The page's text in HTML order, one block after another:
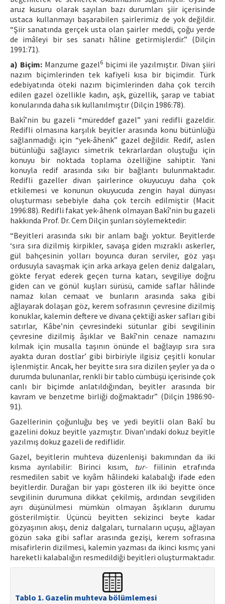
aruz kusuru olarak sayılan bazı durumları şiir içerisinde
ustaca kullanmayı başarabilen şairlerimiz de yok değildir.
“Şiir sanatında gerçek usta olan şairler meddi, çoğu yerde
de imâleyi bir ses sanatı hâline getirmişlerdir.” (Dilçin
1991:71).
a) Biçim:Manzume gazel6biçimi ile yazılmıştır. Divan şiiri
nazım biçimlerinden tek kafiyeli kısa bir biçimdir. Türk
edebiyatında öteki nazım biçimlerinden daha çok tercih
edilen gazel özellikle kadın, aşk, güzellik, şarap ve tabiat
konularında daha sık kullanılmıştır (Dilçin 1986:78).
Bakî’nin bu gazeli “müreddef gazel” yani redifli gazeldir.
Redifli olmasına karşılık beyitler arasında konu bütünlüğü
sağlanmadığı için “yek-âhenk” gazel değildir. Redif, aslen
bütünlüğü sağlayıcı simetrik tekrarlardan oluştuğu için
konuyu bir noktada toplama özelliğine sahiptir. Yani
konuyla redif arasında sıkı bir bağlantı bulunmaktadır.
Redifli gazeller divan şairlerince okuyucuyu daha çok
etkilemesi ve konunun okuyucuda zengin hayal dünyası
oluşturması sebebiyle daha çok tercih edilmiştir (Macit
1996:88). Redifli fakat yek-âhenk olmayan Bakî’nin bu gazeli
hakkında Prof. Dr. Cem Dilçin şunları söylemektedir:
“Beyitleri arasında sıkı bir anlam bağı yoktur. Beyitlerde
‘sıra sıra dizilmiş kirpikler, savaşa giden mızraklı askerler,
gül bahçesinin yolları boyunca duran serviler, göz yaşı
ordusuyla savaşmak için arka arkaya gelen deniz dalgaları,
gökte feryat ederek geçen turna katarı, sevgiliye doğru
giden can ve gönül kuşları sürüsü, camide saflar hâlinde
namaz kılan cemaat ve bunların arasında saka gibi
ağlayarak dolaşan göz, kerem sofrasının çevresine dizilmiş
konuklar, kalemin deftere ve divana çektiği asker safları gibi
satırlar, Kâbe’nin çevresindeki sütunlar gibi sevgilinin
çevresine dizilmiş âşıklar ve Bakî’nin cenaze namazını
kılmak için musalla taşının önünde el bağlayıp sıra sıra
ayakta duran dostlar’ gibi birbiriyle ilgisiz çeşitli konular
işlenmiştir. Ancak, her beyitte sıra sıra dizilen şeyler ya da o
durumda bulunanlar, renkli bir tablo cümbüşü içerisinde çok
canlı bir biçimde anlatıldığından, beyitler arasında bir
kavram ve benzetme birliği doğmaktadır” (Dilçin 1986:90-
91).
Gazellerinin çoğunluğu beş ve yedi beyitli olan Bakî bu
gazelini dokuz beyitle yazmıştır. Divan’ındaki dokuz beyitle
yazılmış dokuz gazeli de rediflidir.
Gazel, beyitlerin muhteva düzenlenişi bakımından da iki
kısma ayrılabilir: Birinci kısım,
tur-fiilinin etrafında
resmedilen sabit ve kıyâm hâlindeki kalabalığı ifade eden
beyitlerdir. Durağan bir yapı gösteren ilk iki beyitte önce
sevgilinin durumuna dikkat çekilmiş, ardından sevgiliden
ayrı düşünülmesi mümkün olmayan âşıkların durumu
gösterilmiştir. Üçüncü beyitten sekizinci beyte kadar
gözyaşının akışı, deniz dalgaları, turnaların uçuşu, ağlayan
gözün saka gibi saflar arasında gezişi, kerem sofrasına
misafirlerin dizilmesi, kalemin yazması da ikinci kısmı; yani
hareketli kalabalığın resmedildiği beyitleri oluşturmaktadır.
Tablo 1. Gazelin muhteva bölümlemesi